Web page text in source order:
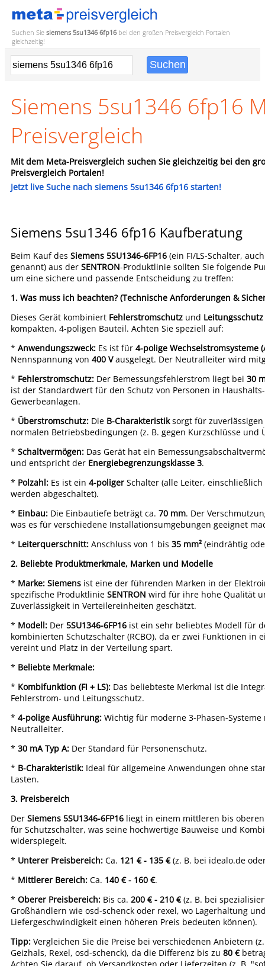
Suchen Sie siemens 5su1346 6fp16 bei den großen Preisvergleich Portalen
gleichzeitig!
Siemens 5su1346 6fp16
Preisvergleich
Mit dem Meta-Preisvergleich suchen Sie gleichzeitig bei den
Preisvergleich Portalen!
Jetzt live Suche nach siemens 5su1346 6fp16 starten!
Siemens 5su1346 6fp16 Kaufberatung
Beim Kauf des Siemens 5SU1346-6FP16 (ein FI/LS-Schalter, auch
genannt) aus der SENTRON-Produktlinie sollten Sie folgende
um eine sichere und passende Entscheidung zu treffen:
1. Was muss ich beachten? (Technische Anforderungen &
Dieses Gerät kombiniert Fehlerstromschutz und Leitungsschutz
kompakten, 4-poligen Bauteil. Achten Sie speziell auf:
* Anwendungszweck: Es ist für 4-polige Wechselstromsysteme
Nennspannung von 400 Vausgelegt. Der Neutralleiter wird
* Fehlerstromschutz: Der Bemessungsfehlerstrom liegt bei 30
ist der Standardwert für den Schutz von Personen in
Gewerbeanlagen.
* Überstromschutz: Die B-Charakteristiksorgt für zuverlässigen
normalen Betriebsbedingungen (z. B. gegen Kurzschlüsse und
* Schaltvermögen: Das Gerät hat ein
und entspricht der Energiebegrenzungsklasse 3.
* Polzahl: Es ist ein 4-poliger Schalter (alle Leiter,
werden abgeschaltet).
* Einbau: Die Einbautiefe beträgt ca. 70 mm. Der
was es für verschiedene Installationsumgebungen geeignet
* Leiterquerschnitt: Anschluss von 1 bis 35 mm² (eindrähtig
2. Beliebte Produktmerkmale, Marken und Modelle
* Marke: Siemens ist eine der führenden Marken in der
spezifische Produktlinie SENTRON wird für ihre hohe Qualität
Zuverlässigkeit in Verteilereinheiten geschätzt.
* Modell: Der 5SU1346-6FP16 ist ein sehr beliebtes Modell für
kombinierten Schutzschalter (RCBO), da er zwei Funktionen in
vereint und Platz in der Verteilung spart.
* Beliebte Merkmale:
* Kombifunktion (FI + LS): Das beliebteste Merkmal ist die
Fehlerstrom- und Leitungsschutz.
* 4-polige Ausführung: Wichtig für moderne 3-Phasen-Systeme
Neutralleiter.
* 30 mA Typ A: Der Standard für Personenschutz.
* B-Charakteristik: Ideal für allgemeine Anwendungen ohne
Lasten.
3. Preisbereich
Der Siemens 5SU1346-6FP16 liegt in einem mittleren bis
für Schutzschalter, was seine hochwertige Bauweise und
widerspiegelt.
* Unterer Preisbereich: Ca. 121 € - 135 €(z. B. bei idealo.de
* Mittlerer Bereich: Ca. 140 € - 160 €.
* Oberer Preisbereich: Bis ca. 200 € - 210 €(z. B. bei
Großhändlern wie osd-schenck oder rexel, wo Lagerhaltung
Liefergeschwindigkeit einen höheren Preis bedeuten können).
Tipp: Vergleichen Sie die Preise bei verschiedenen Anbietern
Geizhals, Rexel, osd-schenck), da die Differenz bis zu 80 €